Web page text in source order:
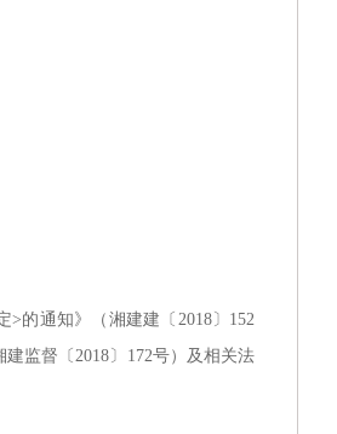
>的通知》（湘建建〔2018〕152
监督〔2018〕172号）及相关法